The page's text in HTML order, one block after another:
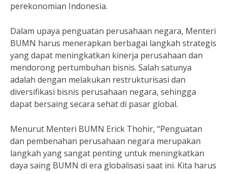
perekonomian Indonesia.
Dalam upaya penguatan perusahaan negara, Menteri
BUMN harus menerapkan berbagai langkah strategis
yang dapat meningkatkan kinerja perusahaan dan
mendorong pertumbuhan bisnis. Salah satunya
adalah dengan melakukan restrukturisasi dan
diversifikasi bisnis perusahaan negara, sehingga
dapat bersaing secara sehat di pasar global.
Menurut Menteri BUMN Erick Thohir, “Penguatan
dan pembenahan perusahaan negara merupakan
langkah yang sangat penting untuk meningkatkan
daya saing BUMN di era globalisasi saat ini. Kita harus